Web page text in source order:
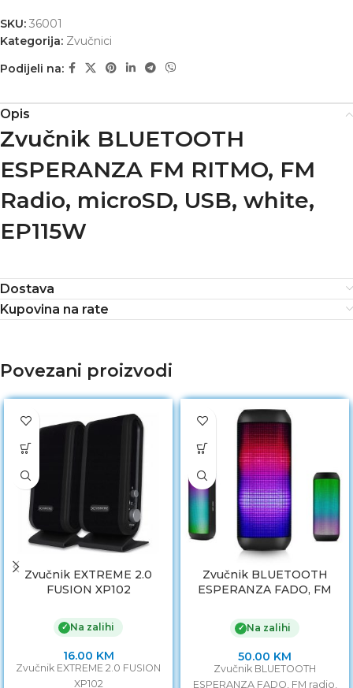
SKU: 36001
Kategorija: Zvučnici
Podijeli na:
Opis
Zvučnik BLUETOOTH
ESPERANZA FM RITMO, FM
Radio, microSD, USB, white,
EP115W
Dostava
Kupovina na rate
Povezani proizvodi
Zvučnik EXTREME 2.0
FUSION XP102
✓ Na zalihi
16.00 KM
Zvučnik EXTREME 2.0 FUSION
XP102
Zvučnik BLUETOOTH
ESPERANZA FADO, FM
EP133K
✓ Na zalihi
50.00 KM
Zvučnik BLUETOOTH
ESPERANZA FADO, FM radio,